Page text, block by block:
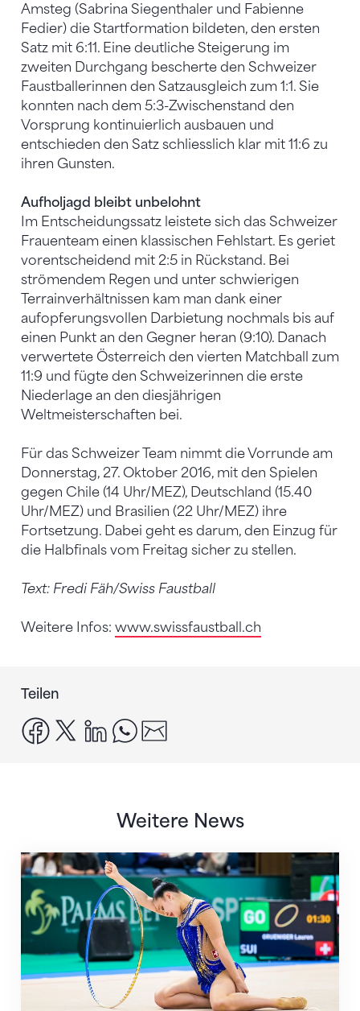
Amsteg (Sabrina Siegenthaler und Fabienne
Fedier) die Startformation bildeten, den ersten
Satz mit 6:11. Eine deutliche Steigerung im
zweiten Durchgang bescherte den Schweizer
Faustballerinnen den Satzausgleich zum 1:1. Sie
konnten nach dem 5:3-Zwischenstand den
Vorsprung kontinuierlich ausbauen und
entschieden den Satz schliesslich klar mit 11:6 zu
ihren Gunsten.
Aufholjagd bleibt unbelohnt
Im Entscheidungssatz leistete sich das Schweizer
Frauenteam einen klassischen Fehlstart. Es geriet
vorentscheidend mit 2:5 in Rückstand. Bei
strömendem Regen und unter schwierigen
Terrainverhältnissen kam man dank einer
aufopferungsvollen Darbietung nochmals bis auf
einen Punkt an den Gegner heran (9:10). Danach
verwertete Österreich den vierten Matchball zum
11:9 und fügte den Schweizerinnen die erste
Niederlage an den diesjährigen
Weltmeisterschaften bei.
Für das Schweizer Team nimmt die Vorrunde am
Donnerstag, 27. Oktober 2016, mit den Spielen
gegen Chile (14 Uhr/MEZ), Deutschland (15.40
Uhr/MEZ) und Brasilien (22 Uhr/MEZ) ihre
Fortsetzung. Dabei geht es darum, den Einzug für
die Halbfinals vom Freitag sicher zu stellen.
Text: Fredi Fäh/Swiss Faustball
Weitere Infos: www.swissfaustball.ch
Teilen
facebook
x linkedinwhatsapp
Weitere News
Nächster Halt: Weltmeisterschaft